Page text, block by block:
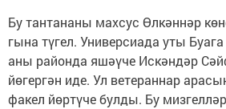
Бу тантананы махсус Өлкәннәр
гына түгел. Универсиада уты
аны районда яшәүче Искәндәр
йөгергән иде. Ул ветераннар
факел йөртүче булды. Бу